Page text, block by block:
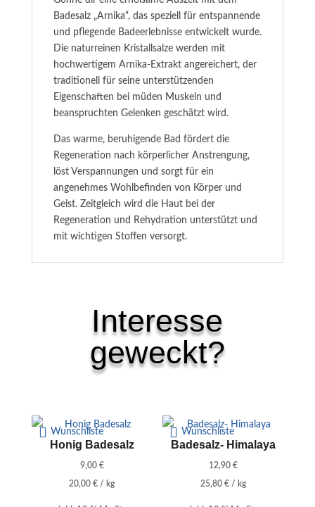
Badesalz „Arnika“, das speziell für entspannende
und pflegende Badeerlebnisse entwickelt wurde.
Die naturreinen Kristallsalze werden mit
hochwertigem Arnika-Extrakt angereichert, der
traditionell für seine unterstützenden
Eigenschaften bei müden Muskeln und
beanspruchten Gelenken geschätzt wird.
Das warme, beruhigende Bad fördert die
Regeneration nach körperlicher Anstrengung,
löst Verspannungen und sorgt für ein
angenehmes Wohlbefinden von Körper und
Geist. Zeitgleich wird die Haut bei der
Regeneration und Rehydration unterstützt und
mit wichtigen Stoffen versorgt.
Interesse
geweckt?
Wunschliste
Honig Badesalz
9,00 €
20,00€ / kg
Wunschliste
Badesalz- Himalaya
12,90 €
25,80 €/ kg